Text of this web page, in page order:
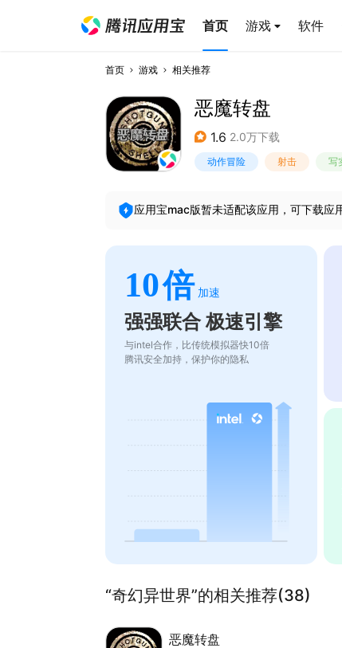
首页 游戏 软件
首页 游戏 相关推荐
恶魔转盘
1.6 2.0万下载
动作冒险 射击 写
应用宝mac版暂未适配该应用，可下载应
10倍 加速
强强联合 极速引擎
与intel合作，比传统模拟器快10倍
腾讯安全加持，保护你的隐私
“奇幻异世界”的相关推荐(38)
恶魔转盘